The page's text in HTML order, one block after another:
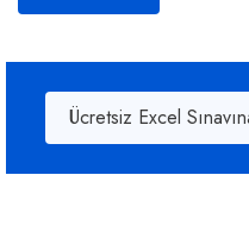
Ücretsiz Excel